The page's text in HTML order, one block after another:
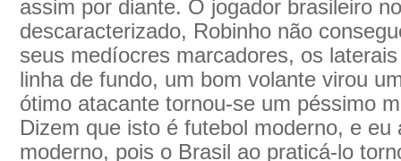
assim por diante. O jogador brasileiro
descaracterizado, Robinho não
seus medíocres marcadores, os
linha de fundo, um bom volante virou
ótimo atacante tornou-se um péssimo
Dizem que isto é futebol moderno, e eu
moderno, pois o Brasil ao praticá-lo